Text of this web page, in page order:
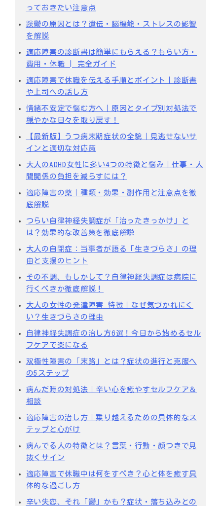
っておきたい注意点
躁鬱の原因とは？遺伝・脳機能・ストレスの影響
を解説
適応障害の診断書は簡単にもらえる？もらい方・
費用・休職 | 完全ガイド
適応障害で休職を伝える手順とポイント｜診断書
や上司への話し方
情緒不安定で悩む方へ｜原因とタイプ別対処法で
穏やかな日々を取り戻す！
【最新版】うつ病末期症状の全貌｜見逃せないサ
インと適切な対応策
大人のADHD女性に多い4つの特徴と悩み｜仕事・人
間関係の負担を減らすには？
適応障害の薬｜種類・効果・副作用と注意点を徹
底解説
つらい自律神経失調症が「治ったきっかけ」と
は？効果的な改善策を徹底解説
大人の自閉症：当事者が語る「生きづらさ」の理
由と支援のヒント
その不調、もしかして？自律神経失調症は病院に
行くべきか徹底解説！
大人の女性の発達障害 特徴｜なぜ気づかれにく
い？生きづらさの理由
自律神経失調症の治し方6選！今日から始めるセル
フケアで楽になる
双極性障害の「末路」とは？症状の進行と克服へ
の5ステップ
病んだ時の対処法｜辛い心を癒やすセルフケア＆
相談
適応障害の治し方｜乗り越えるための具体的なス
テップと心がけ
病んでる人の特徴とは？言葉・行動・顔つきで見
抜くサイン
適応障害で休職中は何をすべき？心と体を癒す具
体的な過ごし方
辛い失恋、それ「鬱」かも？症状・落ち込みとの